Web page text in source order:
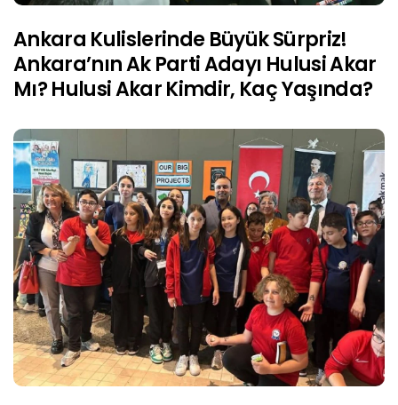
Ankara Kulislerinde Büyük Sürpriz!
Ankara’nın Ak Parti Adayı Hulusi Akar
Mı? Hulusi Akar Kimdir, Kaç Yaşında?